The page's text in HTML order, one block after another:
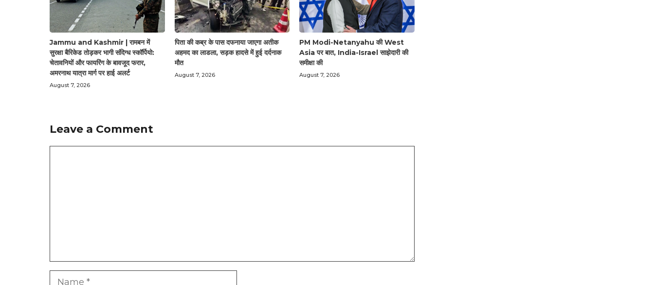
Jammu and Kashmir | रामबन में
सुरक्षा बैरिकेड तोड़कर भागी संदिग्ध स्कॉर्पियो:
चेतावनियों और फायरिंग के बावजूद फरार,
अमरनाथ यात्रा मार्ग पर हाई अलर्ट
August 7, 2026
पिता की कब्र के पास दफनाया जाएगा अतीक
अहमद का लाडला, सड़क हादसे में हुई दर्दनाक
मौत
August 7, 2026
PM Modi-Netanyahu की West
Asia पर बात, India-Israel साझेदारी की
समीक्षा की
August 7, 2026
Leave a Comment
Name